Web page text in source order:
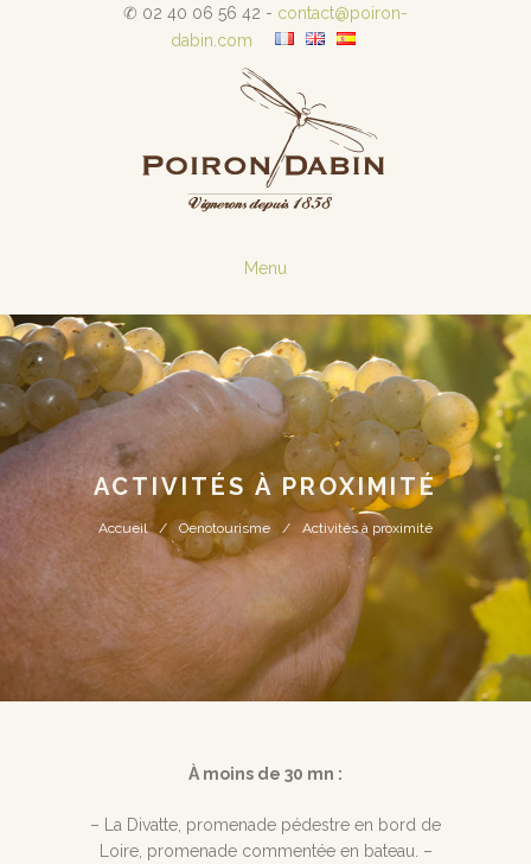
✆ 02 40 06 56 42 - contact@poiron-
dabin.com
Menu
ACTIVITÉS À PROXIMITÉ
Accueil Oenotourisme Activités à proximité
À moins de 30 mn :
– La Divatte, promenade pédestre en bord de
Loire, promenade commentée en bateau. –